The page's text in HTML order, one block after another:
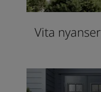
Vita nyanser